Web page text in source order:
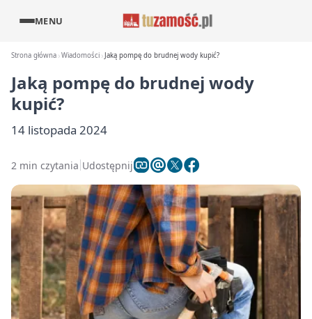
MENU
Strona główna Wiadomości Jaką pompę do brudnej wody kupić?
Jaką pompę do brudnej wody
kupić?
14 listopada 2024
2 min czytania Udostępnij